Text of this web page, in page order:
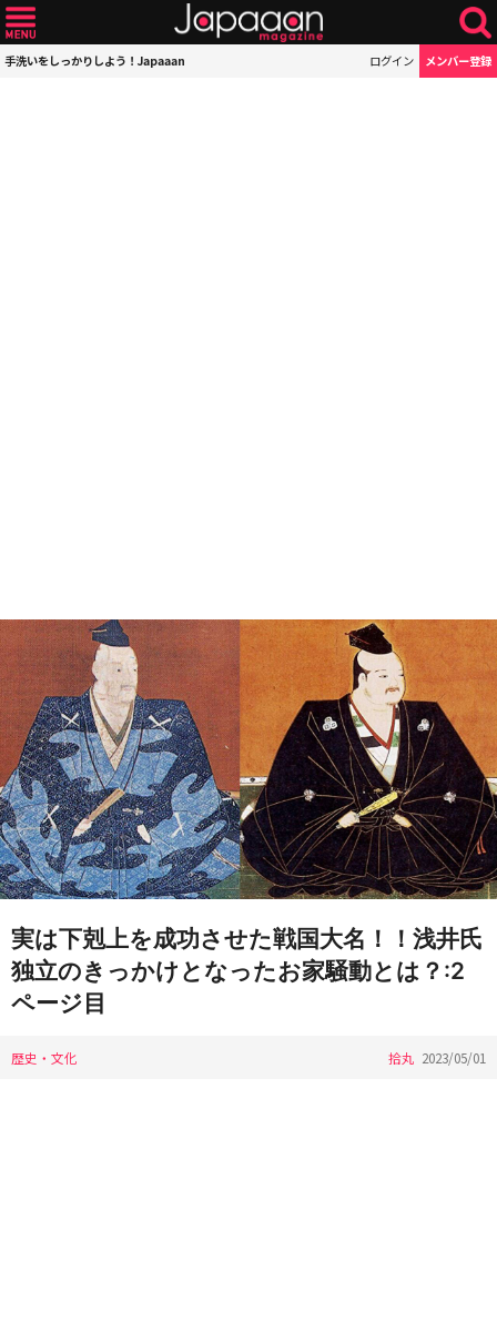
手洗いをしっかりしよう！Japaaan ログイン メンバー登録
実は下剋上を成功させた戦国大名！！浅井氏
独立のきっかけとなったお家騒動とは？:2
ページ目
歴史・文化 拾丸 2023/05/01